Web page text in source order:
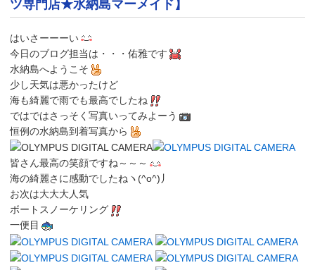
ツ専門店★水納島マーメイド】
はいさーーーい
今日のブログ担当は・・・佑雅です
水納島へようこそ
少し天気は悪かったけど
海も綺麗で雨でも最高でしたね
ではではさっそく写真いってみよーう
恒例の水納島到着写真から
皆さん最高の笑顔ですね～～～
海の綺麗さに感動でしたねヽ(^o^)丿
お次は大大大人気
ボートスノーケリング
一便目